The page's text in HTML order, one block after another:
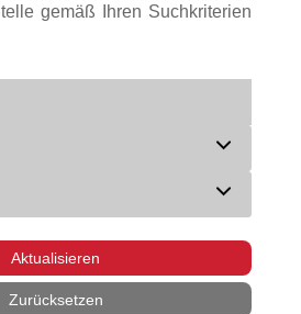
gemäß Ihren Suchkriterien
Aktualisieren
Zurücksetzen